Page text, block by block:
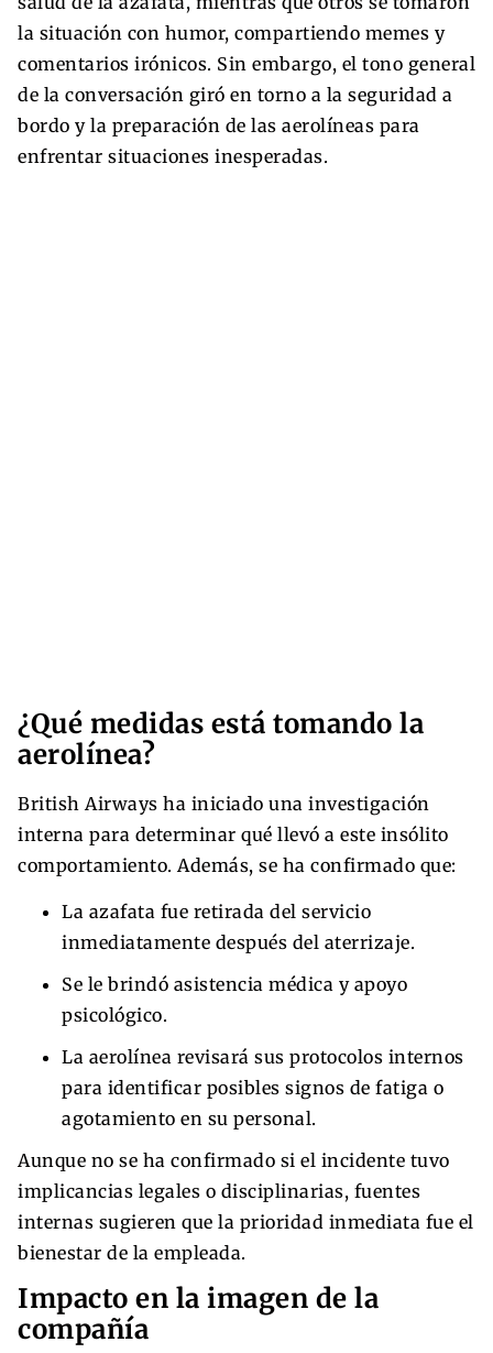
la situación con humor, compartiendo memes y
comentarios irónicos. Sin embargo, el tono general
de la conversación giró en torno a la seguridad a
bordo y la preparación de las aerolíneas para
enfrentar situaciones inesperadas.
¿Qué medidas está tomando la
aerolínea?
British Airways ha iniciado una investigación
interna para determinar qué llevó a este insólito
comportamiento. Además, se ha confirmado que:
La azafata fue retirada del servicio
inmediatamente después del aterrizaje.
Se le brindó asistencia médica y apoyo
psicológico.
La aerolínea revisará sus protocolos internos
para identificar posibles signos de fatiga o
agotamiento en su personal.
Aunque no se ha confirmado si el incidente tuvo
implicancias legales o disciplinarias, fuentes
internas sugieren que la prioridad inmediata fue el
bienestar de la empleada.
Impacto en la imagen de la
compañía